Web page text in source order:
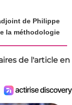
de Philippe
la méthodologie
de l'article en